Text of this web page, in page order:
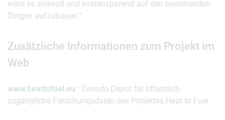
wäre es sinnvoll und kostensparend auf den bestehenden
Dingen aufzubauen.“
Zusätzliche Informationen zum Projekt im
Web
www.heattofuel.eu : Zenodo-Depot für öffentlich
zugängliche Forschungsdaten des Projektes Heat to Fuel